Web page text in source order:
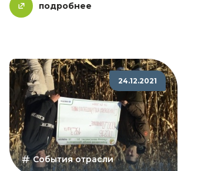
подробнее
24.12.2021
События отрасли